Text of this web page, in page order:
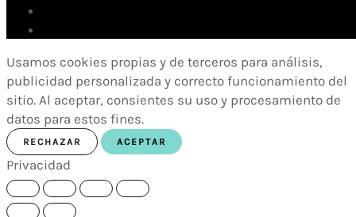
Usamos cookies propias y de terceros para análisis,
publicidad personalizada y correcto funcionamiento del
sitio. Al aceptar, consientes su uso y procesamiento de
datos para estos fines.
RECHAZAR ACEPTAR
Privacidad